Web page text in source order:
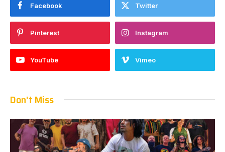
Facebook Twitter
Pinterest Instagram
YouTube Vimeo
Don't Miss